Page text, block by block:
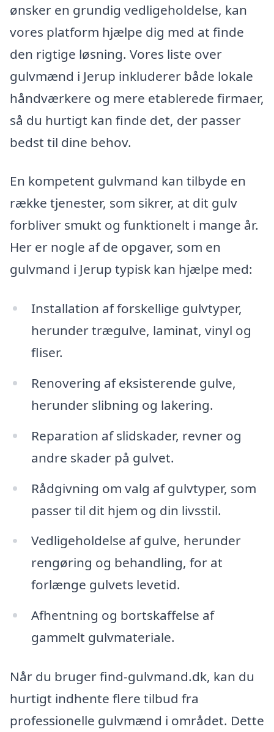
ønsker en grundig vedligeholdelse, kan
vores platform hjælpe dig med at finde
den rigtige løsning. Vores liste over
gulvmænd i Jerup inkluderer både lokale
håndværkere og mere etablerede firmaer,
så du hurtigt kan finde det, der passer
bedst til dine behov.
En kompetent gulvmand kan tilbyde en
række tjenester, som sikrer, at dit gulv
forbliver smukt og funktionelt i mange år.
Her er nogle af de opgaver, som en
gulvmand i Jerup typisk kan hjælpe med:
Installation af forskellige gulvtyper,
herunder trægulve, laminat, vinyl og
fliser.
Renovering af eksisterende gulve,
herunder slibning og lakering.
Reparation af slidskader, revner og
andre skader på gulvet.
Rådgivning om valg af gulvtyper, som
passer til dit hjem og din livsstil.
Vedligeholdelse af gulve, herunder
rengøring og behandling, for at
forlænge gulvets levetid.
Afhentning og bortskaffelse af
gammelt gulvmateriale.
Når du bruger find-gulvmand.dk, kan du
hurtigt indhente flere tilbud fra
professionelle gulvmænd i området. Dette